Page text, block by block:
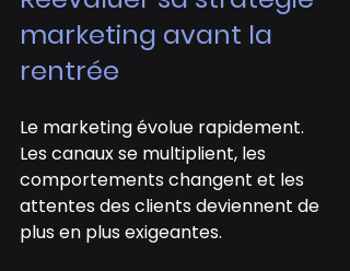
marketing avant la
rentrée
Le marketing évolue rapidement.
Les canaux se multiplient, les
comportements changent et les
attentes des clients deviennent de
plus en plus exigeantes.